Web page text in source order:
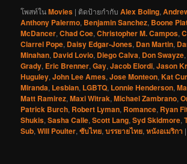
โพสท์ในMovies | ติดป้ายกำกับ Alex Boling,
Anthony Palermo, Benjamin Sanchez, Boone
McDancer,Chad Coe,Christopher M. Campos,
Clarrel Pope, Daisy Edgar-Jones, Dan Martin,
Minahan, David Lovio, Diego Calva, Don Swayze,
Grady, Eric Brenner,Gay,Jacob Elordi,Jason
Huguley,John Lee Ames,Jose Monteon,Kat
Miranda, Lesbian, LGBTQ, Lonnie Henderson,
Matt Ramirez,Maxi Witrak,Michael Zambrano,
Patrick Burch, Robert Lyman, Romance, Ryan
Shukis,Sasha Calle,Scott Lang,Syd Skidmore,
Sub,Will Poulter,ซับไทย,บรรยายไทย,หนังอเมริกา